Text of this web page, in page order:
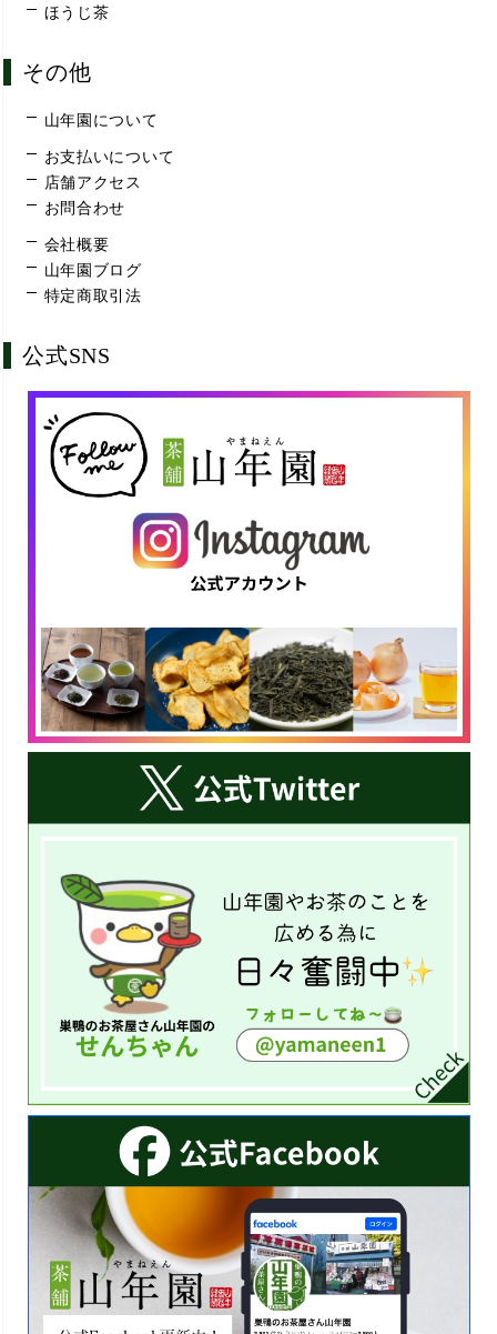
ほうじ茶
その他
山年園について
お支払いについて
店舗アクセス
お問合わせ
会社概要
山年園ブログ
特定商取引法
公式SNS